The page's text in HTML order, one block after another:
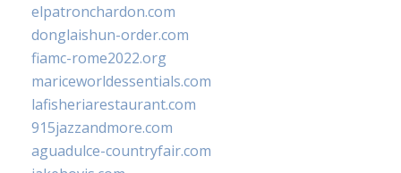
elpatronchardon.com
donglaishun-order.com
fiamc-rome2022.org
mariceworldessentials.com
lafisheriarestaurant.com
915jazzandmore.com
aguadulce-countryfair.com